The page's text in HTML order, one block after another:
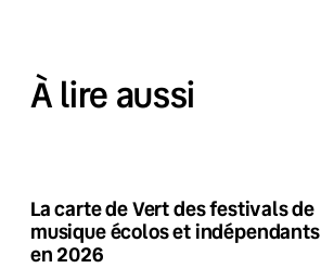
À lire aussi
La carte de Vert des festivals de
musique écolos et indépendants
en 2026